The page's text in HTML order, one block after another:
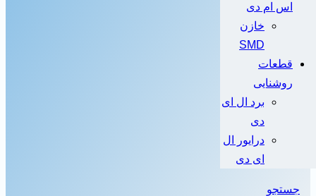
اس ام دی
خازن
SMD
قطعات
روشنایی
برد ال ای
دی
درایور ال
ای دی
جستجو